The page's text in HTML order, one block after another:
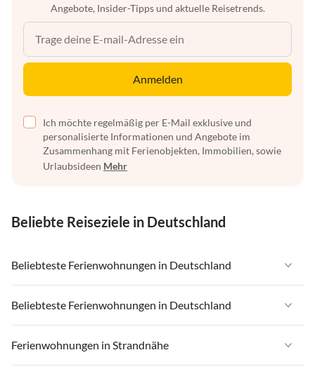
Angebote, Insider-Tipps und aktuelle Reisetrends.
Anmelden
Ich möchte regelmäßig per E-Mail exklusive und
personalisierte Informationen und Angebote im
Zusammenhang mit Ferienobjekten, Immobilien, sowie
Urlaubsideen Mehr
Beliebte Reiseziele in Deutschland
Beliebteste Ferienwohnungen in Deutschland
Ferienwohnungen in Deutschland
Ferienwohnungen in Ostsee
Ferienwohnungen in Nordsee
Beliebteste Ferienwohnungen in Deutschland
Ferienwohnungen in Deutschland
Ferienwohnungen in Strandnähe